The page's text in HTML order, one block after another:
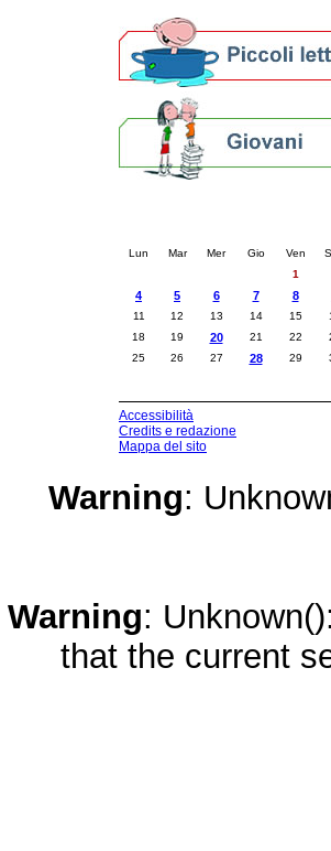
Lun Mar Mer Gio Ven
1
4 5 6 7 8
11 12 13 14 15
18
19 20 21 22
25
26 27 28 29
Accessibilità
Credits e redazione
Mappa del sito
Warning:
Warning:
that the current